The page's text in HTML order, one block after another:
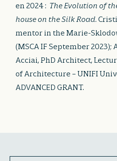
en 2024 : The Evolution of
house on the Silk Road.
mentor in the Marie-
(MSCA IF September 2023);
Acciai, PhD Architect,
of Architecture – UNIFI
ADVANCED GRANT.